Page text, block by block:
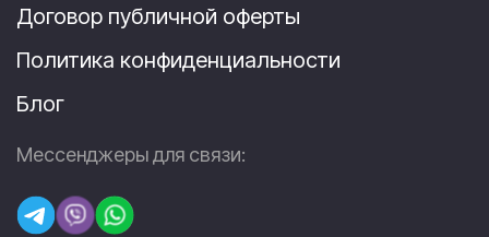
Договор публичной оферты
Политика конфиденциальности
Блог
Мессенджеры для связи: